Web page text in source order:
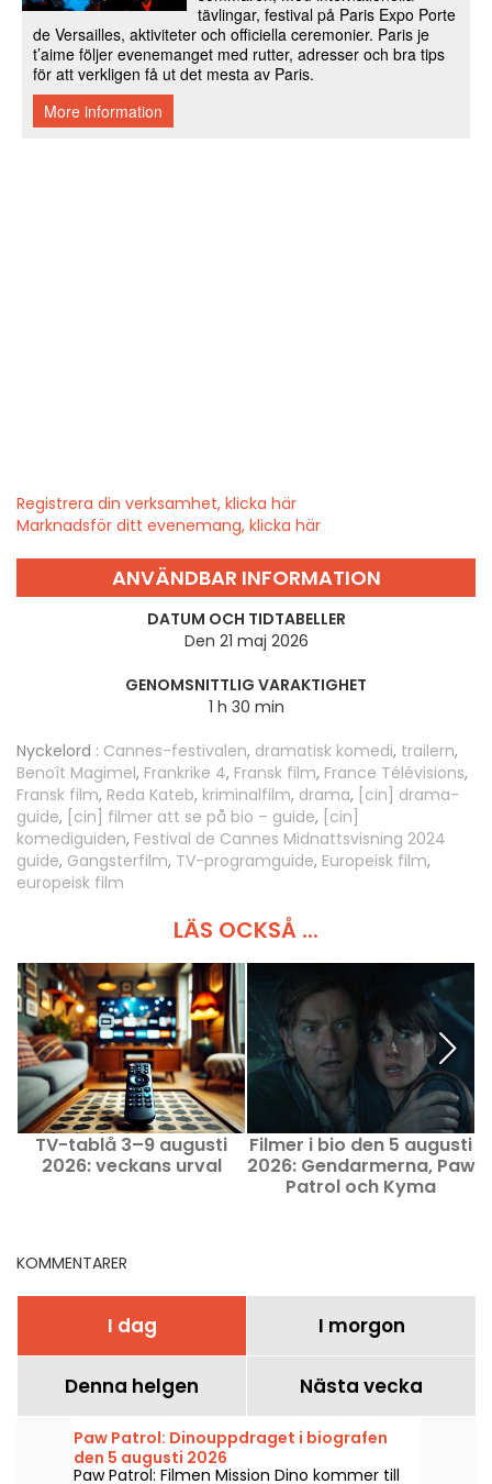
Registrera din verksamhet, klicka här
Marknadsför ditt evenemang, klicka här
ANVÄNDBAR INFORMATION
DATUM OCH TIDTABELLER
Den 21 maj 2026
GENOMSNITTLIG VARAKTIGHET
1 h 30 min
Nyckelord : Cannes-festivalen, dramatisk komedi, trailern,
Benoît Magimel, Frankrike 4, Fransk film, France Télévisions,
Fransk film, Reda Kateb, kriminalfilm, drama, [cin] drama-
guide, [cin] filmer att se på bio – guide, [cin]
komediguiden, Festival de Cannes Midnattsvisning 2024
guide, Gangsterfilm, TV-programguide, Europeisk film,
europeisk film
LÄS OCKSÅ ...
TV-tablå 3–9 augusti
2026: veckans urval
Filmer i bio den 5 augusti
2026: Gendarmerna, Paw
Patrol och Kyma
KOMMENTARER
I dag I morgon
Denna helgen Nästa vecka
Paw Patrol: Dinouppdraget i biografen
den 5 augusti 2026
Paw Patrol: Filmen Mission Dino kommer till